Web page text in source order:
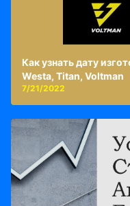
Как узнать дату
Westa, Titan, Voltman
7/21/2022